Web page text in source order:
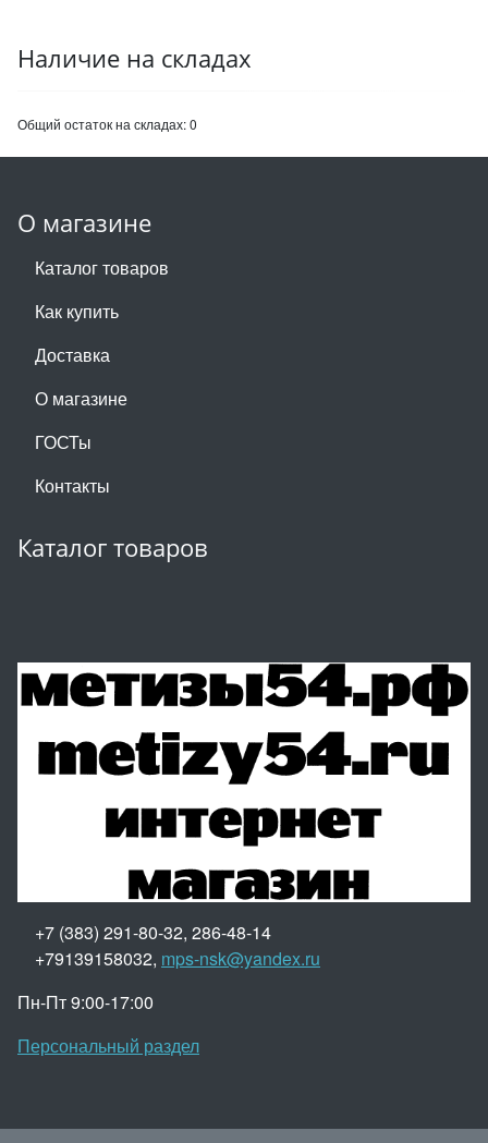
Наличие на складах
Общий остаток на складах:0
О магазине
Каталог товаров
Как купить
Доставка
О магазине
ГОСТы
Контакты
Каталог товаров
+7 (383) 291-80-32, 286-48-14
+79139158032, mps-nsk@yandex.ru
Пн-Пт 9:00-17:00
Персональный раздел